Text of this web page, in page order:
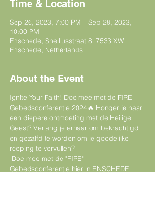
Time & Location
Sep 26, 2023, 7:00 PM – Sep 28, 2023,
10:00 PM
Enschede, Snelliusstraat 8, 7533 XW
Enschede, Netherlands
About the Event
Ignite Your Faith! Doe mee met de FIRE
Gebedsconferentie 2024🔥 Honger je naar
een diepere ontmoeting met de Heilige
Geest? Verlang je ernaar om bekrachtigd
en gezalfd te worden om je goddelijke
roeping te vervullen?
Doe mee met de "FIRE"
Gebedsconferentie hier in ENSCHEDE